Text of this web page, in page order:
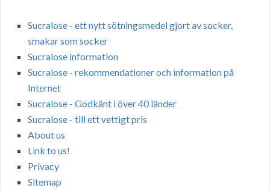
Sucralose - ett nytt sötningsmedel gjort av socker,
smakar som socker
Sucralose information
Sucralose - rekommendationer och information på
Internet
Sucralose - Godkänt i över 40 länder
Sucralose - till ett vettigt pris
About us
Link to us!
Privacy
Sitemap